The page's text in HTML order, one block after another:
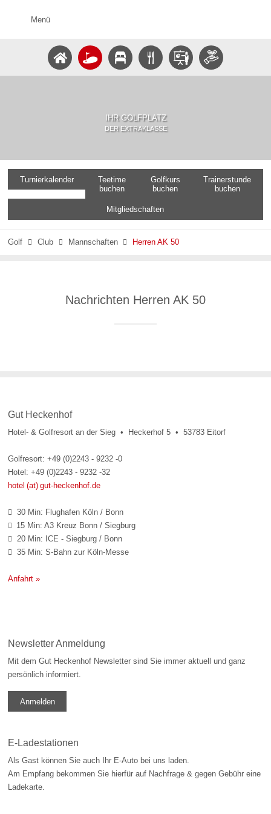
Menü
IHR GOLFPLATZ
DER EXTRAKLASSE
Turnierkalender
Teetime
buchen
Golfkurs
buchen
Trainerstunde
buchen
Mitgliedschaften
Golf  Club  Mannschaften  Herren AK 50
Nachrichten Herren AK 50
Gut Heckenhof
Hotel- & Golfresort an der Sieg • Heckerhof 5 • 53783 Eitorf
Golfresort: +49 (0)2243 - 9232 -0
Hotel: +49 (0)2243 - 9232 -32
hotel (at) gut-heckenhof.de
 30 Min: Flughafen Köln / Bonn
 15 Min: A3 Kreuz Bonn / Siegburg
 20 Min: ICE - Siegburg / Bonn
 35 Min: S-Bahn zur Köln-Messe
Anfahrt »
Newsletter Anmeldung
Mit dem Gut Heckenhof Newsletter sind Sie immer aktuell und ganz
persönlich informiert.
Anmelden
E-Ladestationen
Als Gast können Sie auch Ihr E-Auto bei uns laden.
Am Empfang bekommen Sie hierfür auf Nachfrage & gegen Gebühr eine
Ladekarte.